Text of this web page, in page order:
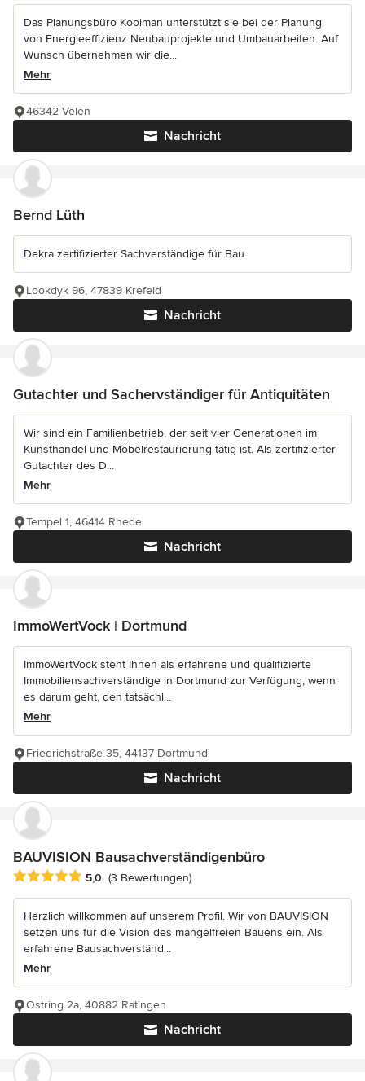
Das Planungsbüro Kooiman unterstützt sie bei der Planung
von Energieeffizienz Neubauprojekte und Umbauarbeiten. Auf
Wunsch übernehmen wir die...
Mehr
Nachricht
46342 Velen
Bernd Lüth
Dekra zertifizierter Sachverständige für Bau
Nachricht
Lookdyk 96, 47839 Krefeld
Gutachter und Sachervständiger für Antiquitäten
Wir sind ein Familienbetrieb, der seit vier Generationen im
Kunsthandel und Möbelrestaurierung tätig ist. Als zertifizierter
Gutachter des D...
Mehr
Nachricht
Tempel 1, 46414 Rhede
ImmoWertVock | Dortmund
ImmoWertVock steht Ihnen als erfahrene und qualifizierte
Immobiliensachverständige in Dortmund zur Verfügung, wenn
es darum geht, den tatsächl...
Mehr
Nachricht
Friedrichstraße 35, 44137 Dortmund
BAUVISION Bausachverständigenbüro
Durchschnittliche Bewertung: 5 von 5 Sternen
5,0 (3 Bewertungen)
Herzlich willkommen auf unserem Profil. Wir von BAUVISION
setzen uns für die Vision des mangelfreien Bauens ein. Als
erfahrene Bausachverständ...
Mehr
Nachricht
Ostring 2a, 40882 Ratingen